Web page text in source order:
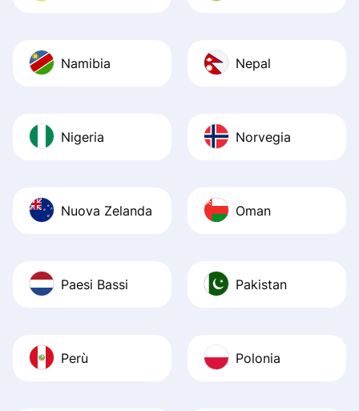
Namibia Nepal
Nigeria Norvegia
Nuova Zelanda Oman
Paesi Bassi Pakistan
Perù Polonia